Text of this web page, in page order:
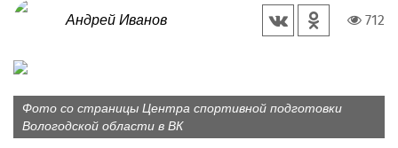
Андрей Иванов 712
Фото со страницы Центра спортивной подготовки
Вологодской области в ВК